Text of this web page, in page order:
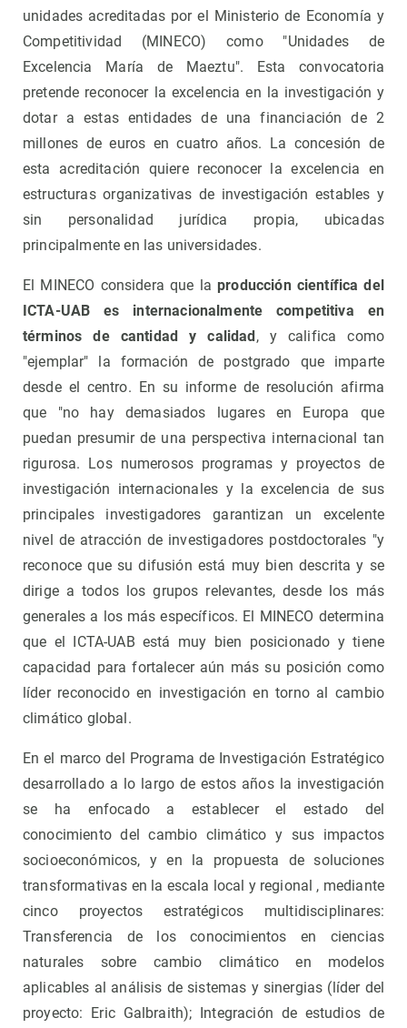
unidades acreditadas por el Ministerio de Economía y
Competitividad (MINECO) como "Unidades de
Excelencia María de Maeztu". Esta convocatoria
pretende reconocer la excelencia en la investigación y
dotar a estas entidades de una financiación de 2
millones de euros en cuatro años. La concesión de
esta acreditación quiere reconocer la excelencia en
estructuras organizativas de investigación estables y
sin personalidad jurídica propia, ubicadas
principalmente en las universidades.
El MINECO considera que laproducción científica del
ICTA-UAB es internacionalmente competitiva en
términos de cantidad y calidad, y califica como
"ejemplar" la formación de postgrado que imparte
desde el centro. En su informe de resolución afirma
que "no hay demasiados lugares en Europa que
puedan presumir de una perspectiva internacional tan
rigurosa. Los numerosos programas y proyectos de
investigación internacionales y la excelencia de sus
principales investigadores garantizan un excelente
nivel de atracción de investigadores postdoctorales "y
reconoce que su difusión está muy bien descrita y se
dirige a todos los grupos relevantes, desde los más
generales a los más específicos. El MINECO determina
que el ICTA-UAB está muy bien posicionado y tiene
capacidad para fortalecer aún más su posición como
líder reconocido en investigación en torno al cambio
climático global.
En el marco del Programa de Investigación Estratégico
desarrollado a lo largo de estos años la investigación
se ha enfocado a establecer el estado del
conocimiento del cambio climático y sus impactos
socioeconómicos, y en la propuesta de soluciones
transformativas en la escala local y regional , mediante
cinco proyectos estratégicos multidisciplinares:
Transferencia de los conocimientos en ciencias
naturales sobre cambio climático en modelos
aplicables al análisis de sistemas y sinergias (líder del
proyecto: Eric Galbraith); Integración de estudios de